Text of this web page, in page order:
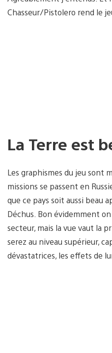
Chasseur/Pistolero rend le
La Terre est
Les graphismes du jeu sont
missions se passent en
que ce pays soit aussi beau
Déchus. Bon évidemment
secteur, mais la vue vaut la
serez au niveau supérieur,
dévastatrices, les effets de